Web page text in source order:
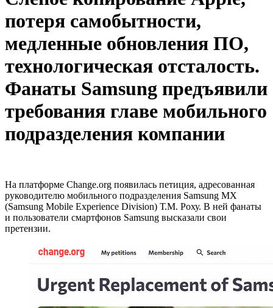
потеря самобытности,
медленные обновления ПО,
технологическая отсталость.
Фанаты Samsung предъявили
требования главе мобильного
подразделения компании
На платформе Change.org появилась петиция, адресованная
руководителю мобильного подразделения Samsung MX
(Samsung Mobile Experience Division) Т.М. Роху. В ней фанаты
и пользователи смартфонов Samsung высказали свои
претензии.